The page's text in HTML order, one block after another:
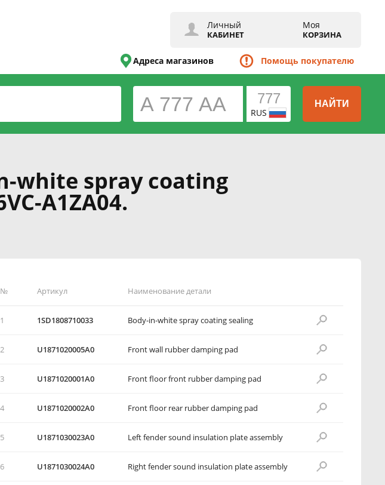
Личный
КАБИНЕТ
Моя
КОРЗИНА
Адреса магазинов Помощь покупателю
RUS
НАЙТИ
white spray coating
A1ZA04.
№ Артикул Наименование детали
1 1SD1808710033 Body-in-white spray coating sealing
2 U1871020005A0 Front wall rubber damping pad
3 U1871020001A0 Front floor front rubber damping pad
4 U1871020002A0 Front floor rear rubber damping pad
5 U1871030023A0 Left fender sound insulation plate assembly
6 U1871030024A0 Right fender sound insulation plate assembly